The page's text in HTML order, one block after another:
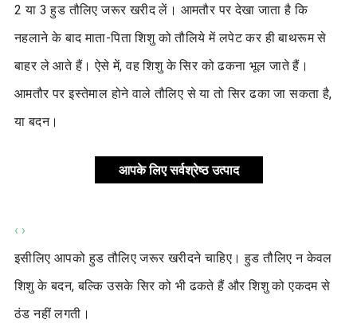
2 या 3 हुड तौलिए जरूर खरीद लें। आमतौर पर देखा जाता है कि
नहलाने के बाद माता-पिता शिशु को तौलिये में लपेट कर ही बाथरूम से
बाहर ले आते हैं। ऐसे में, वह शिशु के सिर को ढकना भूल जाते हैं।
आमतौर पर इस्तेमाल होने वाले तौलिए से या तो सिर ढका जा सकता है,
या बदन।
आपके लिए सर्वश्रेष्ठ उत्पाद
‹ ›
इसीलिए आपको हुड तौलिए जरूर खरीदने चाहिए। हुड तौलिए न केवल
शिशु के बदन, बल्कि उसके सिर को भी ढकते हैं और शिशु को एकदम से
ठंड नहीं लगती।